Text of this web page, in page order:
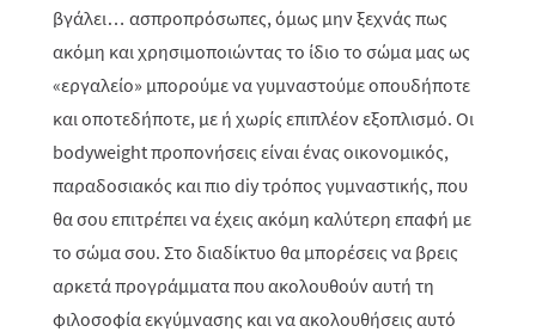
βγάλει… ασπροπρόσωπες, όμως μην ξεχνάς πως
ακόμη και χρησιμοποιώντας το ίδιο το σώμα μας ως
«εργαλείο» μπορούμε να γυμναστούμε οπουδήποτε
και οποτεδήποτε, με ή χωρίς επιπλέον εξοπλισμό. Οι
bodyweight προπονήσεις είναι ένας οικονομικός,
παραδοσιακός και πιο diy τρόπος γυμναστικής, που
θα σου επιτρέπει να έχεις ακόμη καλύτερη επαφή με
το σώμα σου. Στο διαδίκτυο θα μπορέσεις να βρεις
αρκετά προγράμματα που ακολουθούν αυτή τη
φιλοσοφία εκγύμνασης και να ακολουθήσεις αυτό